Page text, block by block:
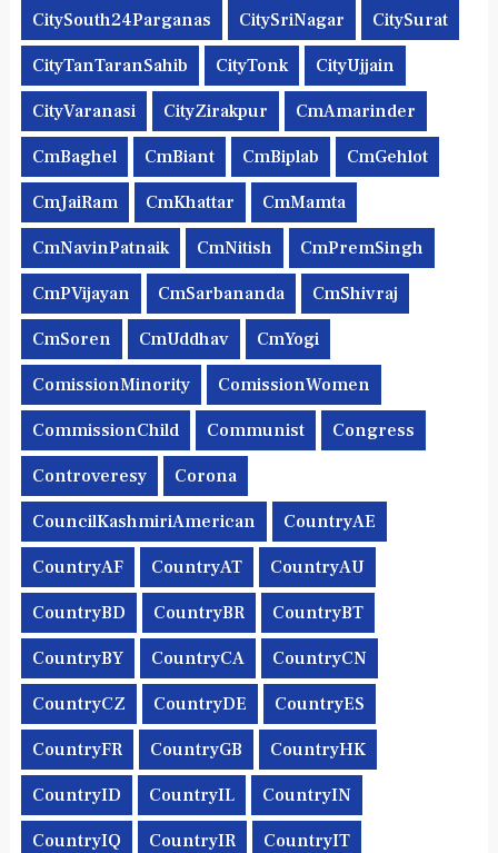
CitySouth24Parganas CitySriNagar CitySurat
CityTanTaranSahib CityTonk CityUjjain
CityVaranasi CityZirakpur CmAmarinder
CmBaghel CmBiant CmBiplab CmGehlot
CmJaiRam CmKhattar CmMamta
CmNavinPatnaik CmNitish CmPremSingh
CmPVijayan CmSarbananda CmShivraj
CmSoren CmUddhav CmYogi
ComissionMinority ComissionWomen
CommissionChild Communist Congress
Controveresy Corona
CouncilKashmiriAmerican CountryAE
CountryAF CountryAT CountryAU
CountryBD CountryBR CountryBT
CountryBY CountryCA CountryCN
CountryCZ CountryDE CountryES
CountryFR CountryGB CountryHK
CountryID CountryIL CountryIN
CountryIQ CountryIR CountryIT